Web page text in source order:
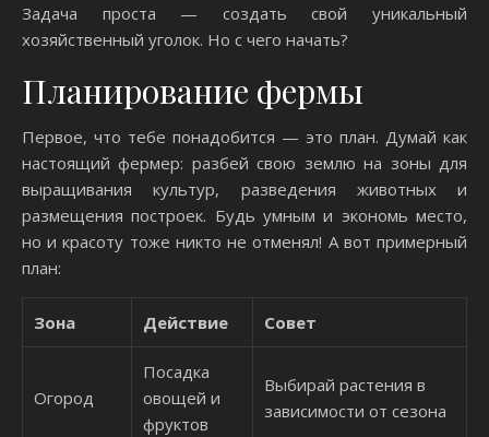
Задача проста — создать свой уникальный
хозяйственный уголок. Но с чего начать?
Планирование фермы
Первое, что тебе понадобится — это план. Думай как
настоящий фермер: разбей свою землю на зоны для
выращивания культур, разведения животных и
размещения построек. Будь умным и экономь место,
но и красоту тоже никто не отменял! А вот примерный
план:
Зона Действие Совет
Огород
Посадка
овощей и
фруктов
Выбирай растения в
зависимости от сезона